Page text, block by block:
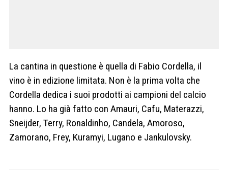
La cantina in questione è quella di Fabio Cordella, il
vino è in edizione limitata. Non è la prima volta che
Cordella dedica i suoi prodotti ai campioni del calcio
hanno. Lo ha già fatto con Amauri, Cafu, Materazzi,
Sneijder, Terry, Ronaldinho, Candela, Amoroso,
Zamorano, Frey, Kuramyi, Lugano e Jankulovsky.